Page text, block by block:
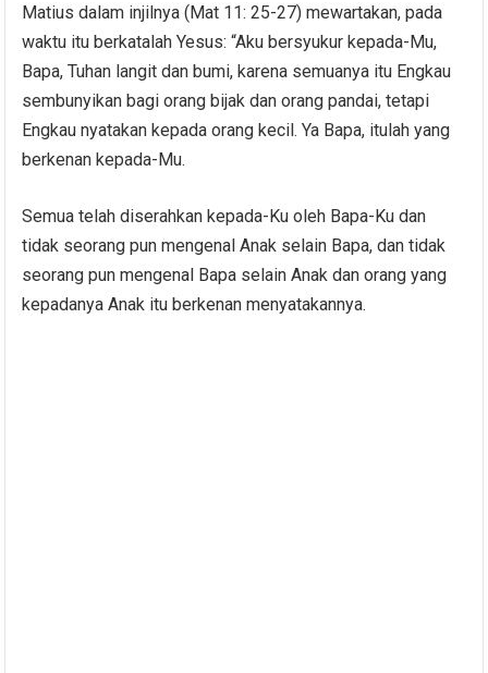
Matius dalam injilnya (Mat 11: 25-27) mewartakan, pada
waktu itu berkatalah Yesus: “Aku bersyukur kepada-Mu,
Bapa, Tuhan langit dan bumi, karena semuanya itu Engkau
sembunyikan bagi orang bijak dan orang pandai, tetapi
Engkau nyatakan kepada orang kecil. Ya Bapa, itulah yang
berkenan kepada-Mu.
Semua telah diserahkan kepada-Ku oleh Bapa-Ku dan
tidak seorang pun mengenal Anak selain Bapa, dan tidak
seorang pun mengenal Bapa selain Anak dan orang yang
kepadanya Anak itu berkenan menyatakannya.